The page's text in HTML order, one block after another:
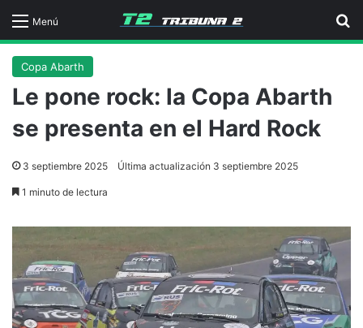
Menú
Copa Abarth
Le pone rock: la Copa Abarth
se presenta en el Hard Rock
3 septiembre 2025 Última actualización 3 septiembre 2025
1 minuto de lectura